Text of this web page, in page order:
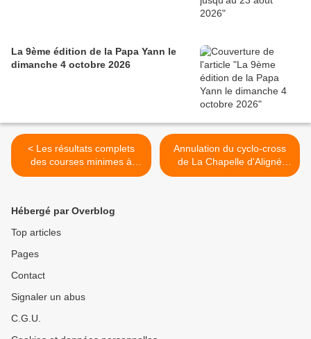
La 9ème édition de la Papa Yann le
dimanche 4 octobre 2026
< Les résultats complets
des courses minimes à
séniors de Chécy (45)
Annulation du cyclo-cross
de La Chapelle d'Aligné
(72) du dimanche 23
Hébergé par Overblog
Top articles
Pages
Contact
Signaler un abus
C.G.U.